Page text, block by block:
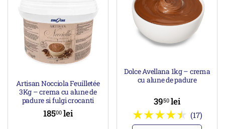
Artisan Nocciola Feuilletée
3Kg – crema cu alune de
padure si fulgi crocanti
18500 lei
Dolce Avellana 1kg – crema
cu alune de padure
3950lei
(17)